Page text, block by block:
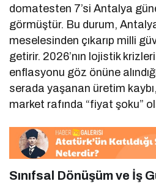
domatesten 7’si Antalya
görmüştür. Bu durum,
meselesinden çıkarıp milli
getirir. 2026’nın lojistik
enflasyonu göz önüne
serada yaşanan üretim
market rafında “fiyat şoku”
Sınıfsal Dönüşüm ve İş